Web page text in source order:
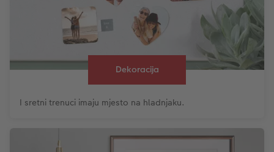
Dekoracija
I sretni trenuci imaju mjesto na hladnjaku.